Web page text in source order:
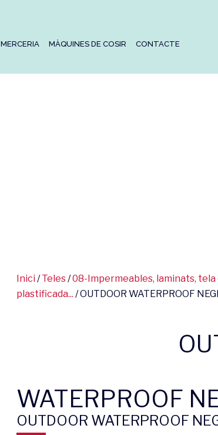
MERCERIA MÀQUINES DE COSIR CONTACTE
Inici /Teles/08-Impermeables, laminats,
plastificada... / OUTDOOR WATERPROOF
WATERPROOF
OUTDOOR WATERPROOF